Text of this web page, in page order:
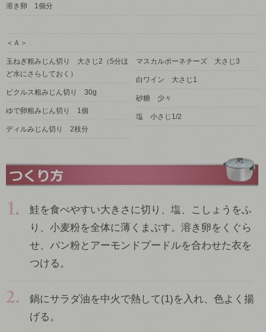
溶き卵 1個分
＜Ａ＞
玉ねぎ粗みじん切り 大さじ2（5分ほ
ど水にさらしておく）
ピクルス粗みじん切り 30g
ゆで卵粗みじん切り 1個
ディルみじん切り 2枝分
マスカルポーネチーズ 大さじ3
白ワイン 大さじ1
砂糖 少々
塩 小さじ1/2
鮭を食べやすい大きさに切り、塩、こしょうをふ
り、小麦粉を全体に薄くまぶす。溶き卵をくぐら
せ、パン粉とアーモンドプードルを合わせた衣を
つける。
鍋にサラダ油を中火で熱して(1)を入れ、色よく揚
げる。